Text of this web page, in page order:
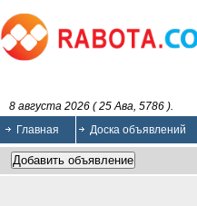
8 августа 2026 ( 25 Ава, 5786 ).
Главная
Доска объявлений